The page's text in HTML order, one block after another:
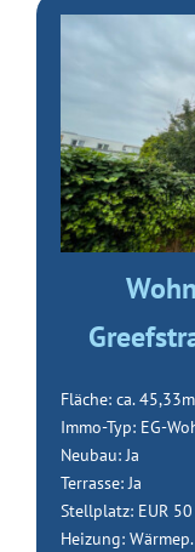
Fläche: ca.
Immo-Typ: EG-
Neubau: Ja
Terrasse: Ja
Stellplatz: EUR
Heizung: Wärmep.